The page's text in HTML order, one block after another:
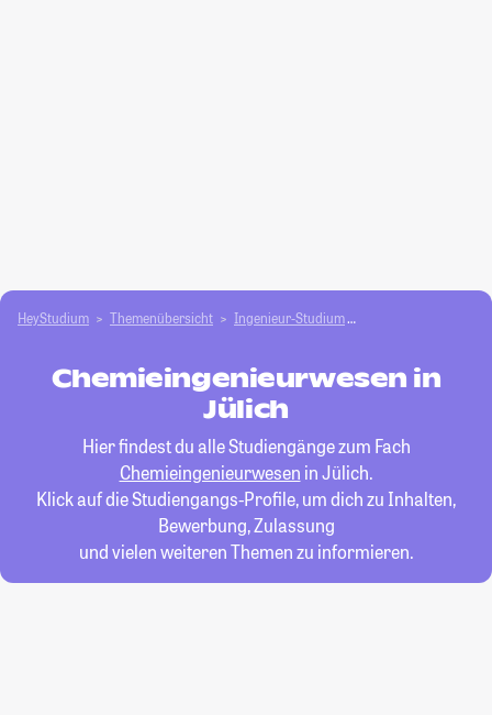
HeyStudium Themenübersicht Ingenieur-Studium
Chemieingenieurwesen in
Jülich
Hier findest du alle Studiengänge zum Fach
Chemieingenieurwesen in Jülich.
Klick auf die Studiengangs-Profile, um dich zu Inhalten,
Bewerbung, Zulassung
und vielen weiteren Themen zu informieren.